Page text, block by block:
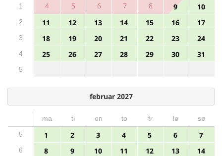
1 4 5 6 7 8 9 10
2 11 12 13 14 15 16 17
3 18 19 20 21 22 23 24
4 25 26 27 28 29 30 31
5
februar 2027
ma ti on to fr lø
sø
5
1 2 3 4 5 6 7
6 8 9 10 11 12 13 14